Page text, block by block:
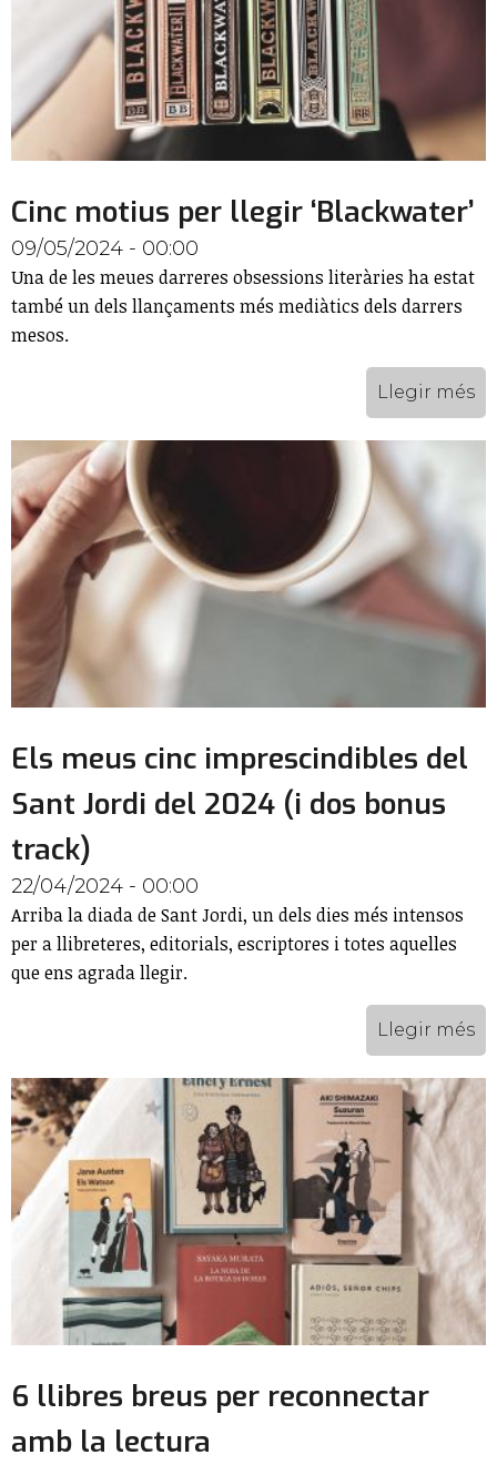
Cinc motius per llegir ‘Blackwater’
09/05/2024 - 00:00
Una de les meues darreres obsessions literàries ha estat
també un dels llançaments més mediàtics dels darrers
mesos.
Llegir més
Els meus cinc imprescindibles del
Sant Jordi del 2024 (i dos bonus
track)
22/04/2024 - 00:00
Arriba la diada de Sant Jordi, un dels dies més intensos
per a llibreteres, editorials, escriptores i totes aquelles
que ens agrada llegir.
Llegir més
6 llibres breus per reconnectar
amb la lectura